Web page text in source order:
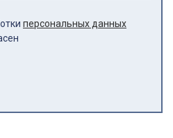
персональных данных